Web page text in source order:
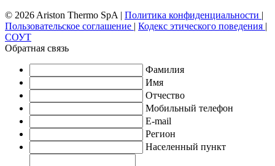
© 2026 Ariston Thermo SpA | Политика конфиденциальности |
Пользовательское соглашение | Кодекс этического поведения |
СОУТ
Обратная связь
Фамилия
Имя
Отчество
Мобильный телефон
E-mail
Регион
Населенный пункт